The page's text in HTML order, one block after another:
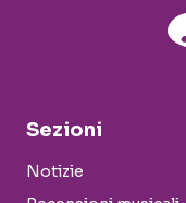
Sezioni
Notizie